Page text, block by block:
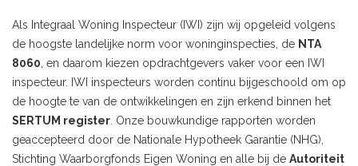
Als Integraal Woning Inspecteur (IWI) zijn wij opgeleid volgens
de hoogste landelijke norm voor woninginspecties, de NTA
8060 , en daarom kiezen opdrachtgevers vaker voor een IWI
inspecteur. IWI inspecteurs worden continu bijgeschoold om op
de hoogte te van de ontwikkelingen en zijn erkend binnen het
SERTUM register . Onze bouwkundige rapporten worden
geaccepteerd door de Nationale Hypotheek Garantie (NHG),
Stichting Waarborgfonds Eigen Woning en alle bij de Autoriteit